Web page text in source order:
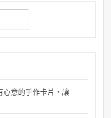
心意的手作卡片，讓